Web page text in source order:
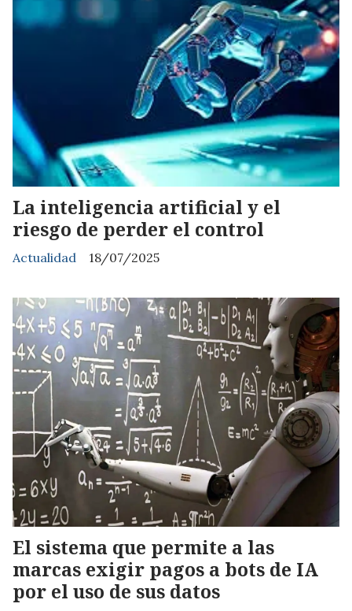
La inteligencia artificial y el
riesgo de perder el control
Actualidad 18/07/2025
El sistema que permite a las
marcas exigir pagos a bots de IA
por el uso de sus datos